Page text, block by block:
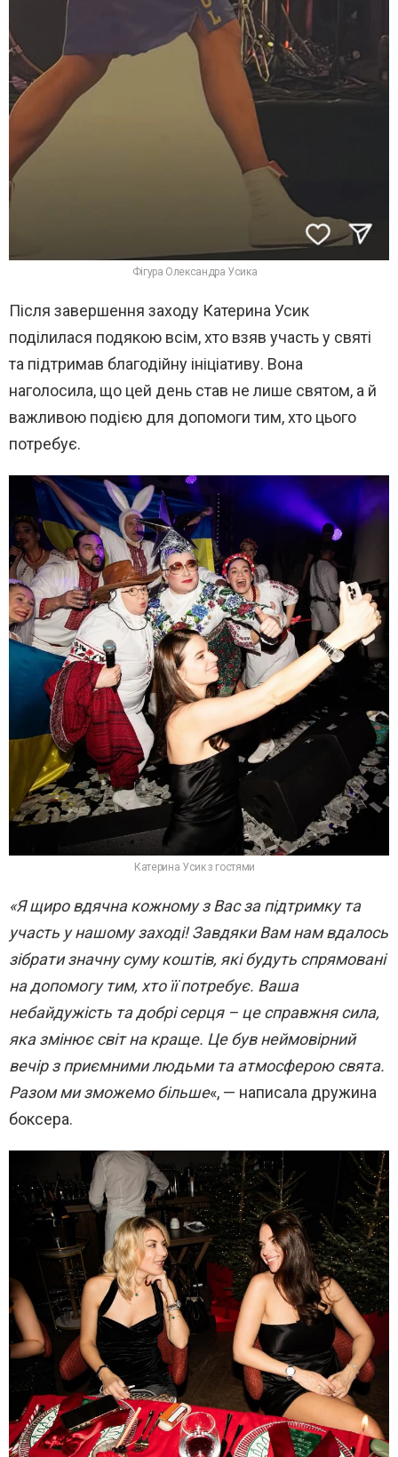
Фігура Олександра Усика
Після завершення заходу Катерина Усик
поділилася подякою всім, хто взяв участь у святі
та підтримав благодійну ініціативу. Вона
наголосила, що цей день став не лише святом, а й
важливою подією для допомоги тим, хто цього
потребує.
Катерина Усик з гостями
«Я щиро вдячна кожному з Вас за підтримку та
участь у нашому заході! Завдяки Вам нам вдалось
зібрати значну суму коштів, які будуть спрямовані
на допомогу тим, хто її потребує. Ваша
небайдужість та добрі серця – це справжня сила,
яка змінює світ на краще. Це був неймовірний
вечір з приємними людьми та атмосферою свята.
Разом ми зможемо більше«, — написала дружина
боксера.